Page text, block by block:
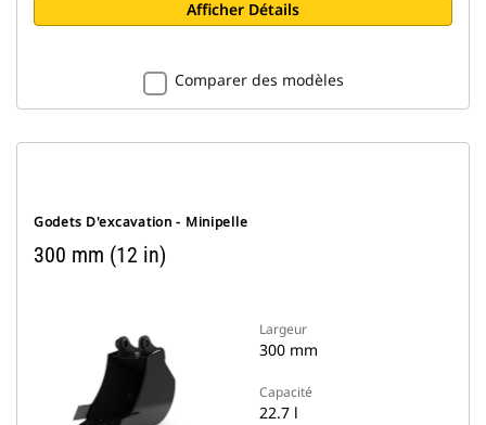
Afficher Détails
Comparer des modèles
Godets D'excavation - Minipelle
300 mm (12 in)
Largeur
300 mm
Capacité
22.7 l